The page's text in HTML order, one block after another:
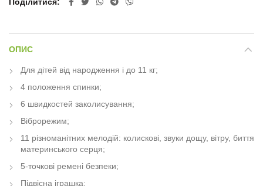
ОПИС
Для дітей від народження і до 11 кг;
4 положення спинки;
6 швидкостей заколисування;
Віброрежим;
11 різноманітних мелодій: колискові, звуки дощу, вітру, биття
материнського серця;
5-точкові ремені безпеки;
Підвісна іграшка;